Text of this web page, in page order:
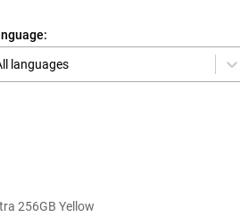
languages
256GB Yellow